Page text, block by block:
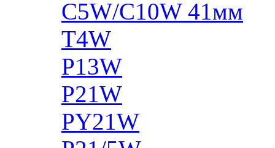
C5W/C10W 41мм
T4W
P13W
P21W
PY21W